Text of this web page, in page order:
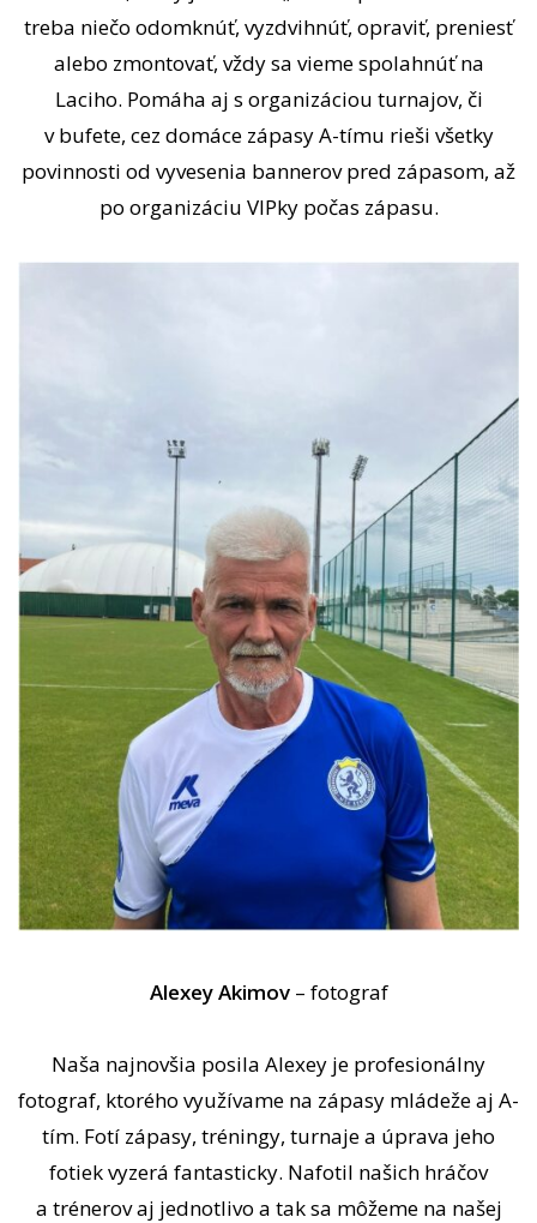
treba niečo odomknúť, vyzdvihnúť, opraviť, preniesť
alebo zmontovať, vždy sa vieme spolahnúť na
Laciho. Pomáha aj s organizáciou turnajov, či
v bufete, cez domáce zápasy A-tímu rieši všetky
povinnosti od vyvesenia bannerov pred zápasom, až
po organizáciu VIPky počas zápasu.
Alexey Akimov– fotograf
Naša najnovšia posila Alexey je profesionálny
fotograf, ktorého využívame na zápasy mládeže aj A-
tím. Fotí zápasy, tréningy, turnaje a úprava jeho
fotiek vyzerá fantasticky. Nafotil našich hráčov
a trénerov aj jednotlivo a tak sa môžeme na našej